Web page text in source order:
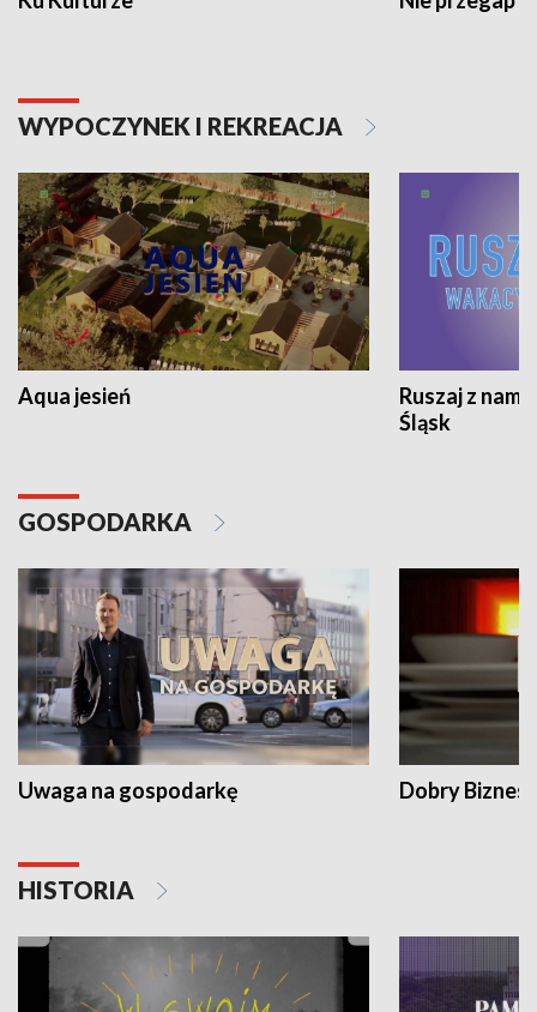
WYPOCZYNEK I REKREACJA
Aqua jesień
Ruszaj z
Śląsk
GOSPODARKA
Uwaga na gospodarkę Dobry Biznes
HISTORIA